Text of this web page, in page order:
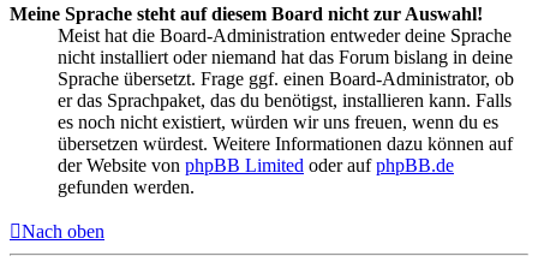
Meine Sprache steht auf diesem Board nicht zur Auswahl!
Meist hat die Board-Administration entweder deine Sprache
nicht installiert oder niemand hat das Forum bislang in deine
Sprache übersetzt. Frage ggf. einen Board-Administrator, ob
er das Sprachpaket, das du benötigst, installieren kann. Falls
es noch nicht existiert, würden wir uns freuen, wenn du es
übersetzen würdest. Weitere Informationen dazu können auf
der Website von phpBB Limited oder aufphpBB.de
gefunden werden.
Nach oben